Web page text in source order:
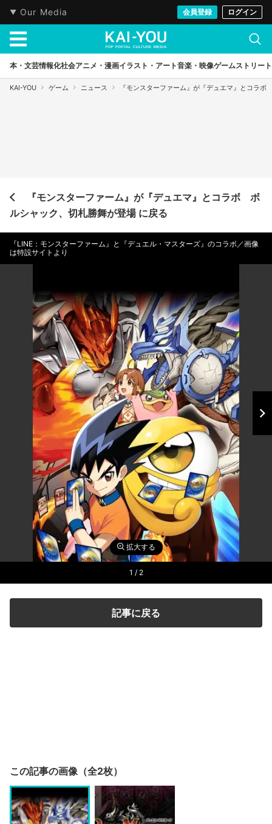
Our Media 会員登録 ログイン
本・文芸情報化社会アニメ・漫画イラスト・アート音楽・映像ゲームストリート
KAI-YOU ゲーム ニュース 『モンスターファーム』が『デュエマ』とコラ
『モンスターファーム』が『デュエマ』とコラボ ボ
ルシャック、切札勝舞が登場 に戻る
『LINE：モンスターファーム』と『デュエル・マスターズ』のコラボ／画像
は特設サイトより
拡大する
1 / 2
記事に戻る
この記事の画像（全2枚）